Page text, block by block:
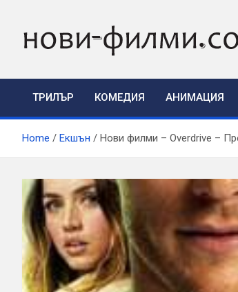
content
ТРИЛЪР КОМЕДИЯ АНИМАЦИЯ
Home Екшън Нови филми – Overdrive –